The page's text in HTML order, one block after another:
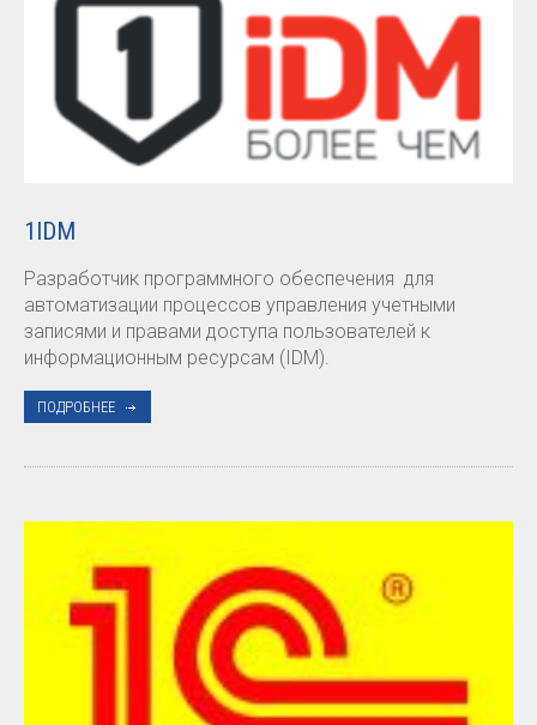
1IDM
Разработчик программного обеспечения для
автоматизации процессов управления учетными
записями и правами доступа пользователей к
информационным ресурсам (IDM).
ПОДРОБНЕЕ